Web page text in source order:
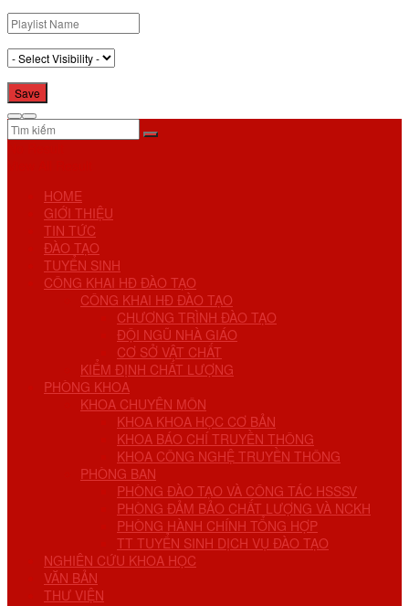
HOME
GIỚI THIỆU
TIN TỨC
ĐÀO TẠO
TUYỂN SINH
CÔNG KHAI HĐ ĐÀO TẠO
CÔNG KHAI HĐ ĐÀO TẠO
CHƯƠNG TRÌNH ĐÀO TẠO
ĐỘI NGŨ NHÀ GIÁO
CƠ SỞ VẬT CHẤT
KIỂM ĐỊNH CHẤT LƯỢNG
PHÒNG KHOA
KHOA CHUYÊN MÔN
KHOA KHOA HỌC CƠ BẢN
KHOA BÁO CHÍ TRUYỀN THÔNG
KHOA CÔNG NGHỆ TRUYỀN THÔNG
PHÒNG BAN
PHÒNG ĐÀO TẠO VÀ CÔNG TÁC HSSSV
PHÒNG ĐẢM BẢO CHẤT LƯỢNG VÀ NCKH
PHÒNG HÀNH CHÍNH TỔNG HỢP
TT TUYỂN SINH DỊCH VỤ ĐÀO TẠO
NGHIÊN CỨU KHOA HỌC
VĂN BẢN
THƯ VIỆN